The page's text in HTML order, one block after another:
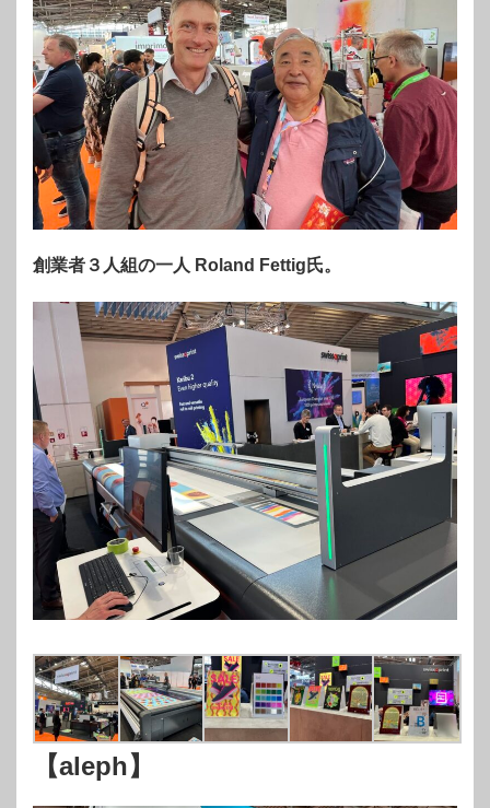
創業者３人組の一人 Roland Fettig氏。
【aleph】